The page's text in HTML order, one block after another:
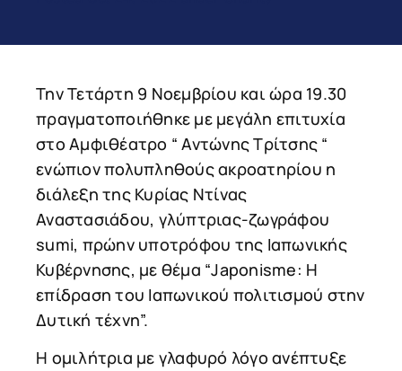
Την Τετάρτη 9 Νοεμβρίου και ώρα 19.30
πραγματοποιήθηκε με μεγάλη επιτυχία
στο Αμφιθέατρο “ Αντώνης Τρίτσης “
ενώπιον πολυπληθούς ακροατηρίου η
διάλεξη της Κυρίας Ντίνας
Αναστασιάδου, γλύπτριας-ζωγράφου
sumi, πρώην υποτρόφου της Ιαπωνικής
Κυβέρνησης, με θέμα “Japonisme: Η
επίδραση του Ιαπωνικού πολιτισμού στην
Δυτική τέχνη”.
H ομιλήτρια με γλαφυρό λόγο ανέπτυξε